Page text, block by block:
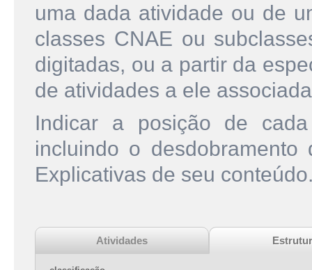
uma dada atividade ou de
classes CNAE ou
digitadas, ou a partir da
de atividades a ele
Indicar a posição de
incluindo o
Explicativas de seu
Atividades